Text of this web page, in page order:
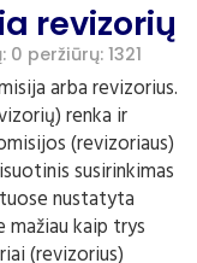
revizorių
0 peržiūrų: 1321
arba revizorius.
renka ir
(revizoriaus)
susirinkimas
nustatyta
kaip trys
(revizorius)